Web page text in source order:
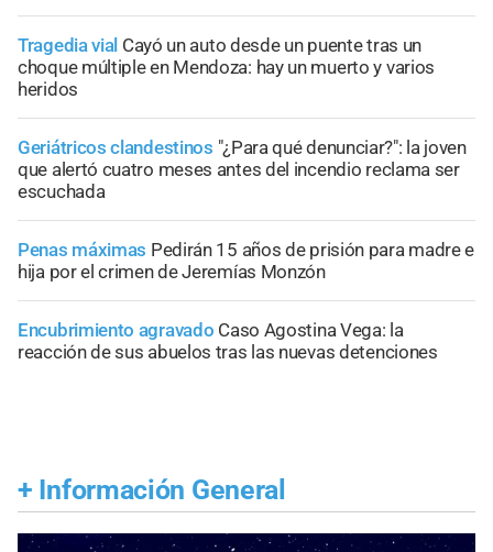
Tragedia vial Cayó un auto desde un puente tras un
choque múltiple en Mendoza: hay un muerto y varios
heridos
Geriátricos clandestinos "¿Para qué denunciar?": la joven
que alertó cuatro meses antes del incendio reclama ser
escuchada
Penas máximas Pedirán 15 años de prisión para madre e
hija por el crimen de Jeremías Monzón
Encubrimiento agravado Caso Agostina Vega: la
reacción de sus abuelos tras las nuevas detenciones
+ Información General